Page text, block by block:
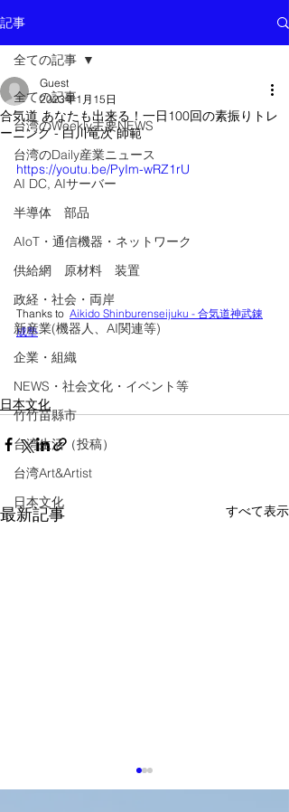
記事
全ての記事
台湾のWeekly主要NEWS
台湾のDaily産業ニュース
AI DC, AIサーバー
半導体 部品
AIoT・通信機器・ネットワーク
供給網 原材料 装置
政経・社会・両岸
新産業(機器人、AI関連等)
企業・組織
NEWS・社会文化・イベント等
竹竹苗縣市
台湾生活（投稿）
台湾Art&Artist
日本文化
全ての記事
合気道 あなたも出来る！一日100回の素振りトレ
ーニング - 白川竜次 師範
Guest
2023年1月15日
https://youtu.be/PyIm-wRZ1rU
Thanks to Aikido Shinburenseijuku - 合気道神武錬
成塾
日本文化
最新記事 すべて表示